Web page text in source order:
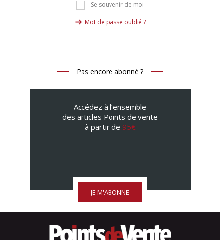
Se souvenir de moi
Mot de passe oublié ?
Pas encore abonné ?
Accédez à l’ensemble
des articles Points de vente
à partir de 95€
JE M'ABONNE